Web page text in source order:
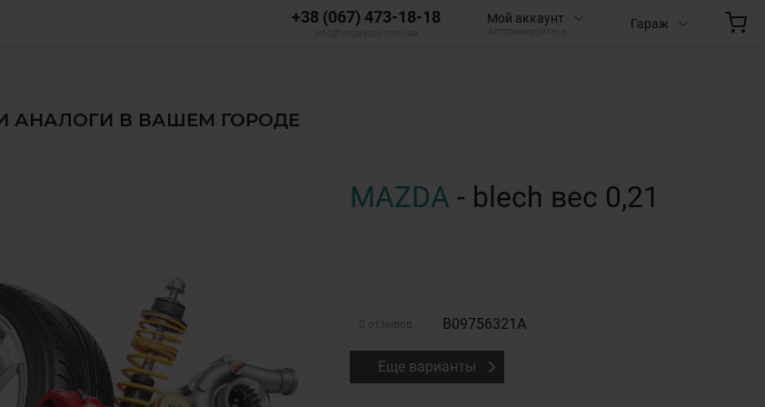
+38 (067) 473-18-18 Мой аккаунт Гараж
И АНАЛОГИ В ВАШЕМ ГОРОДЕ
MAZDA - blech вес 0,21
0 отзывов B09756321A
Еще варианты